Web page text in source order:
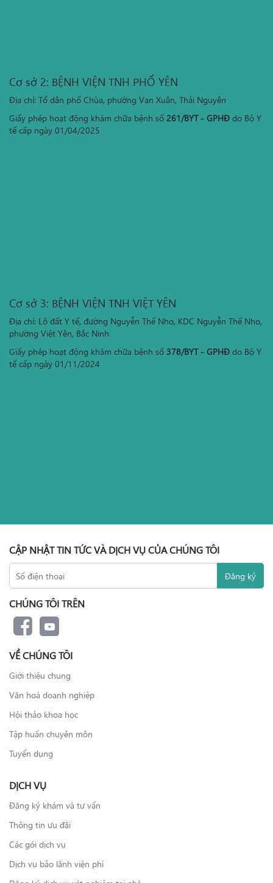
Cơ sở 2: BỆNH VIỆN TNH PHỔ YÊN
Địa chỉ: Tổ dân phố Chùa, phường Vạn Xuân, Thái Nguyên
Giấy phép hoạt động khám chữa bệnh số 261/BYT - GPHĐ do Bộ Y
tế cấp ngày 01/04/2025
Cơ sở 3: BỆNH VIỆN TNH VIỆT YÊN
Địa chỉ: Lô đất Y tế, đường Nguyễn Thế Nho, KDC Nguyễn Thế Nho,
phường Việt Yên, Bắc Ninh
Giấy phép hoạt động khám chữa bệnh số 378/BYT - GPHĐ do Bộ Y
tế cấp ngày 01/11/2024
CẬP NHẬT TIN TỨC VÀ DỊCH VỤ CỦA CHÚNG TÔI
CHÚNG TÔI TRÊN
VỀ CHÚNG TÔI
Giới thiệu chung
Văn hoá doanh nghiệp
Hội thảo khoa học
Tập huấn chuyên môn
Tuyển dụng
DỊCH VỤ
Đăng ký khám và tư vấn
Thông tin ưu đãi
Các gói dịch vụ
Dịch vụ bảo lãnh viện phí